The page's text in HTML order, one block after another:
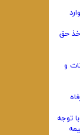
و‌ مأخذ حق
و
با توجه
مزد خواهد بود که در سال 1354 کارفرما 13 ٪ و بیمه